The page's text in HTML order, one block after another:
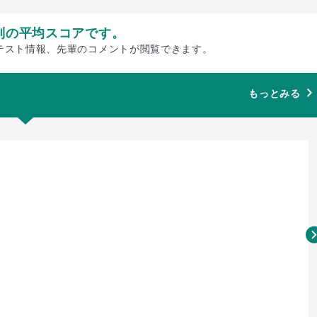
平均スコアです。
ト情報、先輩のコメントが閲覧できます。
もっとみる